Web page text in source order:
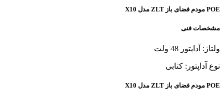
POE مودم فضای باز ZLT مدل X10
مشخصات فنی
ولتاژ: آداپتور 48 ولت
نوع آداپتور: کتابی
POE مودم فضای باز ZLT مدل X10